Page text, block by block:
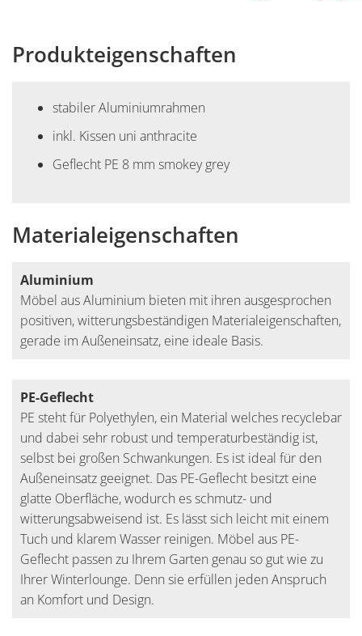
Produkteigenschaften
stabiler Aluminiumrahmen
inkl. Kissen uni anthracite
Geflecht PE 8 mm smokey grey
Materialeigenschaften
Aluminium
Möbel aus Aluminium bieten mit ihren ausgesprochen
positiven, witterungsbeständigen Materialeigenschaften,
gerade im Außeneinsatz, eine ideale Basis.
PE-Geflecht
PE steht für Polyethylen, ein Material welches recyclebar
und dabei sehr robust und temperaturbeständig ist,
selbst bei großen Schwankungen. Es ist ideal für den
Außeneinsatz geeignet. Das PE-Geflecht besitzt eine
glatte Oberfläche, wodurch es schmutz- und
witterungsabweisend ist. Es lässt sich leicht mit einem
Tuch und klarem Wasser reinigen. Möbel aus PE-
Geflecht passen zu Ihrem Garten genau so gut wie zu
Ihrer Winterlounge. Denn sie erfüllen jeden Anspruch
an Komfort und Design.